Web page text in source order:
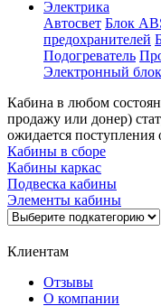
Электрика
Автосвет Блок
предохранителей
Подогреватель
Электронный
Кабина в любом
продажу или донер)
ожидается поступления
Кабины в сборе
Кабины каркас
Подвеска кабины
Элементы кабины
Клиентам
Отзывы
О компании